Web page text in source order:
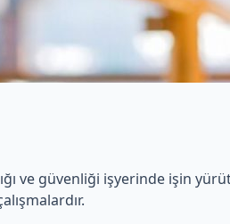
ve güvenliği işyerinde işin